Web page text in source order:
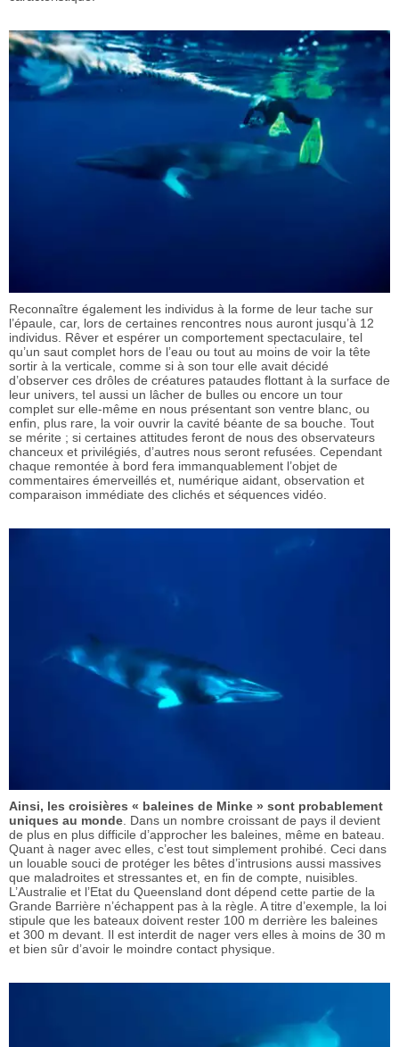
Reconnaître également les individus à la forme de leur tache sur
l’épaule, car, lors de certaines rencontres nous auront jusqu’à 12
individus. Rêver et espérer un comportement spectaculaire, tel
qu’un saut complet hors de l’eau ou tout au moins de voir la tête
sortir à la verticale, comme si à son tour elle avait décidé
d’observer ces drôles de créatures pataudes flottant à la surface de
leur univers, tel aussi un lâcher de bulles ou encore un tour
complet sur elle-même en nous présentant son ventre blanc, ou
enfin, plus rare, la voir ouvrir la cavité béante de sa bouche. Tout
se mérite ; si certaines attitudes feront de nous des observateurs
chanceux et privilégiés, d’autres nous seront refusées. Cependant
chaque remontée à bord fera immanquablement l’objet de
commentaires émerveillés et, numérique aidant, observation et
comparaison immédiate des clichés et séquences vidéo.
Ainsi, les croisières « baleines de Minke » sont probablement
uniques au monde . Dans un nombre croissant de pays il devient
de plus en plus difficile d’approcher les baleines, même en bateau.
Quant à nager avec elles, c’est tout simplement prohibé. Ceci dans
un louable souci de protéger les bêtes d’intrusions aussi massives
que maladroites et stressantes et, en fin de compte, nuisibles.
L’Australie et l’Etat du Queensland dont dépend cette partie de la
Grande Barrière n’échappent pas à la règle. A titre d’exemple, la loi
stipule que les bateaux doivent rester 100 m derrière les baleines
et 300 m devant. Il est interdit de nager vers elles à moins de 30 m
et bien sûr d’avoir le moindre contact physique.